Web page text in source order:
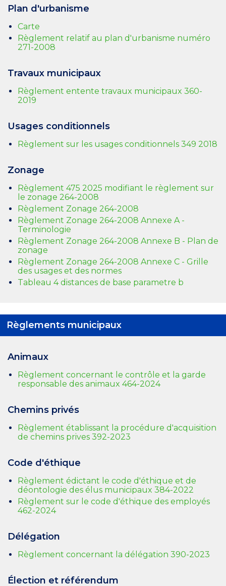
Plan d'urbanisme
Carte
Règlement relatif au plan d'urbanisme numéro
271-2008
Travaux municipaux
Règlement entente travaux municipaux 360-
2019
Usages conditionnels
Règlement sur les usages conditionnels 349 2018
Zonage
Règlement 475 2025 modifiant le règlement sur
le zonage 264-2008
Règlement Zonage 264-2008
Règlement Zonage 264-2008 Annexe A -
Terminologie
Règlement Zonage 264-2008 Annexe B - Plan de
zonage
Règlement Zonage 264-2008 Annexe C - Grille
des usages et des normes
Tableau 4 distances de base parametre b
Règlements municipaux
Animaux
Règlement concernant le contrôle et la garde
responsable des animaux 464-2024
Chemins privés
Règlement établissant la procédure d'acquisition
de chemins prives 392-2023
Code d'éthique
Règlement édictant le code d'éthique et de
déontologie des élus municipaux 384-2022
Règlement sur le code d'éthique des employés
462-2024
Délégation
Règlement concernant la délégation 390-2023
Élection et référendum